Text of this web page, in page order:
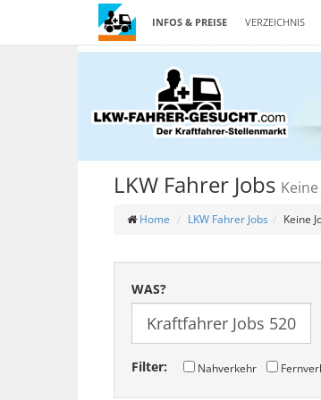
INFOS & PREISE VERZEICHNIS
LKW Fahrer Jobs
Home LKW Fahrer Jobs Keine
WAS?
Filter: Nahverkehr